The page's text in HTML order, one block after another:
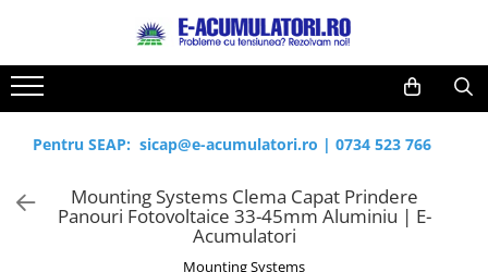
Toate Produsele
Acumulatori, Baterii si Incarcatoare
Uzuale
Baterii alcaline
Baterii litiu
Reduceri de vara
Cabluri
Acumulatori
Prelungitoare
Panouri fotovoltaice
Pentru SEAP: sicap@e-acumulatori.ro | 0734 523 766
Mounting Systems Clema Capat Prindere
Panouri Fotovoltaice 33-45mm Aluminiu | E-
Acumulatori
Mounting Systems